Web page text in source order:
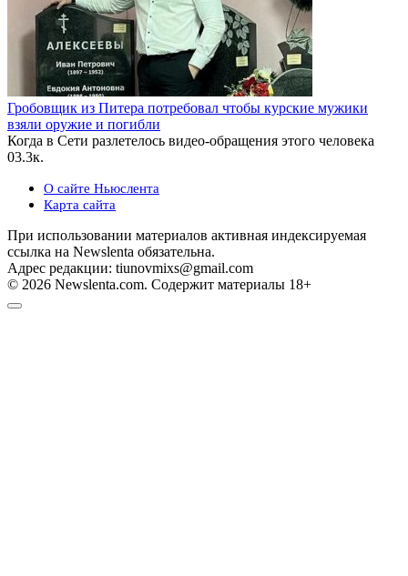
Гробовщик из Питера потребовал чтобы курские мужики
взяли оружие и погибли
Когда в Сети разлетелось видео-обращения этого человека
03.3к.
О сайте Ньюслента
Карта сайта
При использовании материалов активная индексируемая
ссылка на Newslenta обязательна.
Адрес редакции: tiunovmixs@gmail.com
© 2026 Newslenta.com. Содержит материалы 18+